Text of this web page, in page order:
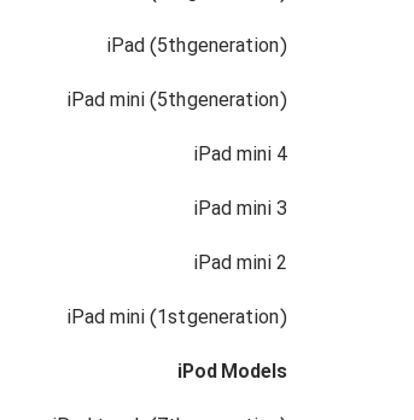
iPad (5th generation)
iPad mini (5th generation)
iPad mini 4
iPad mini 3
iPad mini 2
iPad mini (1st generation)
iPod Models